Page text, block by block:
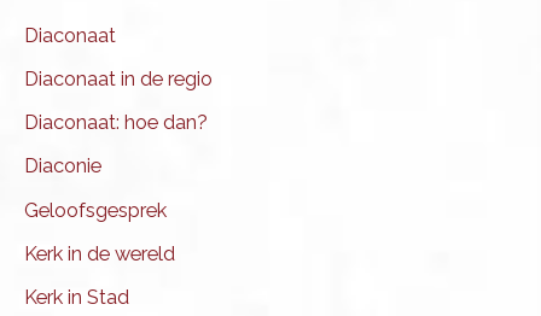
Diaconaat
Diaconaat in de regio
Diaconaat: hoe dan?
Diaconie
Geloofsgesprek
Kerk in de wereld
Kerk in Stad